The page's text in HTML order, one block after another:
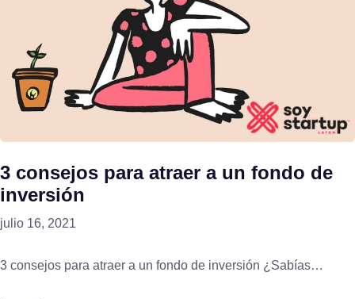
3 consejos para atraer a un fondo de
inversión
julio 16, 2021
3 consejos para atraer a un fondo de inversión ¿Sabías…